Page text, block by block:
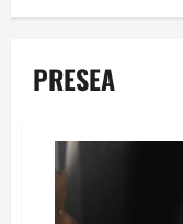
PRESEA